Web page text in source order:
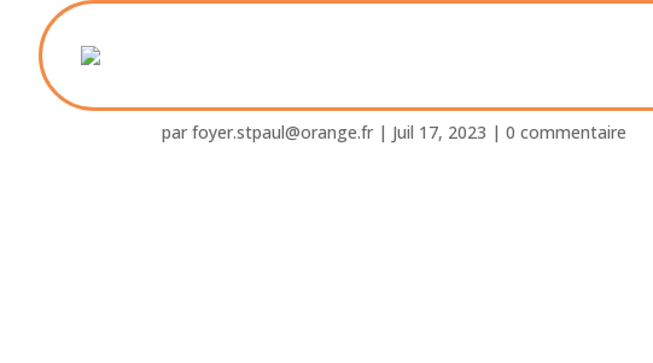
parfoyer.stpaul@orange.fr | Juil 17, 2023 |0 commentaire